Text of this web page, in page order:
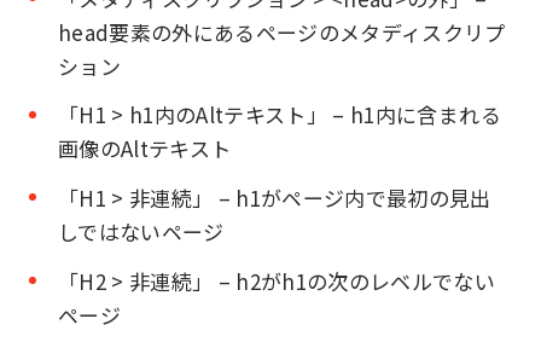
head要素の外にあるページのメタディスクリプ
ション
「H1 > h1内のAltテキスト」 – h1内に含まれる
画像のAltテキスト
「H1 > 非連続」 – h1がページ内で最初の見出
しではないページ
「H2 > 非連続」 – h2がh1の次のレベルでない
ページ